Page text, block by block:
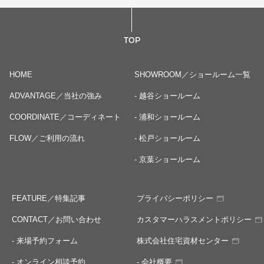
TOP
HOME
ADVANTAGE／当社の強み
COORDINATE／コーディネート
FLOW／ご利用の流れ
SHOWROOM／ショールーム一覧
- 越谷ショールーム
- 浦和ショールーム
- 松戸ショールーム
- 京葉ショールーム
FEATURE／特集記事
CONTACT／お問い合わせ
- 来場予約フォーム
- オンライン相談予約
プライバシーポリシー
カスタマーハラスメントポリシー
株式会社住宅資材センター
- 会社概要